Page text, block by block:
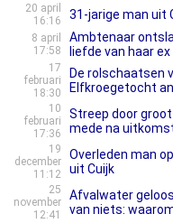
20 april
16:16
31-jarige man uit
8 april
17:58
Ambtenaar
liefde van haar ex
17
februari
18:30
De rolschaatsen
Elfkroegetocht
10
februari
17:36
Streep door
mede na
19
december
11:12
Overleden man
uit Cuijk
25
november
12:41
Afvalwater
van niets: